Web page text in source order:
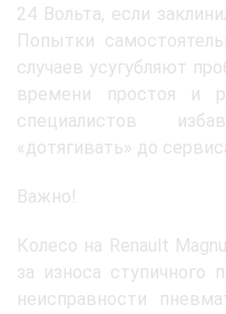
24 Вольта, если
Попытки
случаев усугубляют
времени простоя и
специалистов
«дотягивать» до
Важно!
Колесо на Renault
за износа ступичного
неисправности